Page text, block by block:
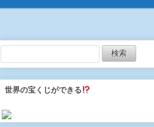
世界の宝くじができる